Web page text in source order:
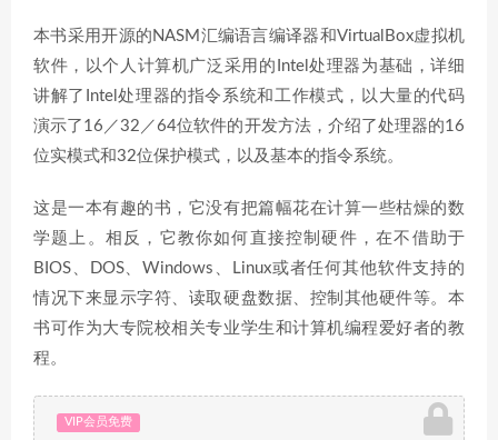
本书采用开源的NASM汇编语言编译器和VirtualBox虚拟机
软件，以个人计算机广泛采用的Intel处理器为基础，详细
讲解了Intel处理器的指令系统和工作模式，以大量的代码
演示了16／32／64位软件的开发方法，介绍了处理器的16
位实模式和32位保护模式，以及基本的指令系统。
这是一本有趣的书，它没有把篇幅花在计算一些枯燥的数
学题上。相反，它教你如何直接控制硬件，在不借助于
BIOS、DOS、Windows、Linux或者任何其他软件支持的
情况下来显示字符、读取硬盘数据、控制其他硬件等。本
书可作为大专院校相关专业学生和计算机编程爱好者的教
程。
VIP会员免费